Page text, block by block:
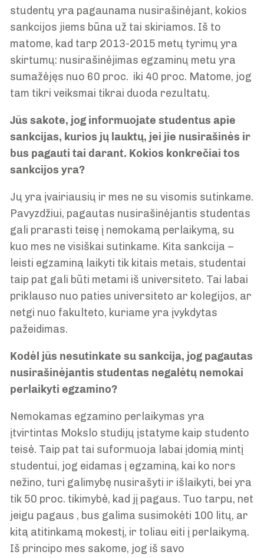
studentų yra pagaunama nusirašinėjant, kokios
sankcijos jiems būna už tai skiriamos. Iš to
matome, kad tarp 2013-2015 metų tyrimų yra
skirtumų: nusirašinėjimas egzaminų metu yra
sumažėjęs nuo 60 proc. iki 40 proc. Matome, jog
tam tikri veiksmai tikrai duoda rezultatų.
Jūs sakote, jog informuojate studentus apie
sankcijas, kurios jų lauktų, jei jie nusirašinės ir
bus pagauti tai darant. Kokios konkrečiai tos
sankcijos yra?
Jų yra įvairiausių ir mes ne su visomis sutinkame.
Pavyzdžiui, pagautas nusirašinėjantis studentas
gali prarasti teisę į nemokamą perlaikymą, su
kuo mes ne visiškai sutinkame. Kita sankcija –
leisti egzaminą laikyti tik kitais metais, studentai
taip pat gali būti metami iš universiteto. Tai labai
priklauso nuo paties universiteto ar kolegijos, ar
netgi nuo fakulteto, kuriame yra įvykdytas
pažeidimas.
Kodėl jūs nesutinkate su sankcija, jog pagautas
nusirašinėjantis studentas negalėtų nemokai
perlaikyti egzamino?
Nemokamas egzamino perlaikymas yra
įtvirtintas Mokslo studijų įstatyme kaip studento
teisė. Taip pat tai suformuoja labai įdomią mintį
studentui, jog eidamas į egzaminą, kai ko nors
nežino, turi galimybę nusirašyti ir išlaikyti, bei yra
tik 50 proc. tikimybė, kad jį pagaus. Tuo tarpu, net
jeigu pagaus , bus galima susimokėti 100 litų, ar
kitą atitinkamą mokestį, ir toliau eiti į perlaikymą.
Iš principo mes sakome, jog iš savo